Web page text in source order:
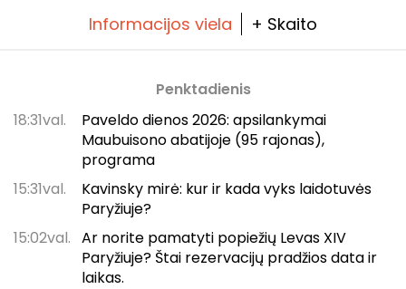
Informacijos viela + Skaito
Penktadienis
18:31val.
Paveldo dienos 2026: apsilankymai
Maubuisono abatijoje (95 rajonas),
programa
15:31val.
Kavinsky mirė: kur ir kada vyks laidotuvės
Paryžiuje?
15:02val. Ar norite pamatyti popiežių Levas XIV
Paryžiuje? Štai rezervacijų pradžios data ir
laikas.